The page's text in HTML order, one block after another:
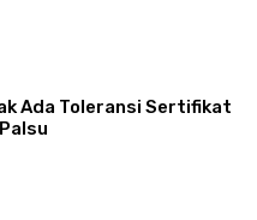
Ada Toleransi Sertifikat